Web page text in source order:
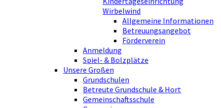
Wirbelwind
Allgemeine Informationen
Betreuungsangebot
Förderverein
Anmeldung
Spiel- & Bolzplätze
Unsere Großen
Grundschulen
Betreute Grundschule & Hort
Gemeinschaftsschule